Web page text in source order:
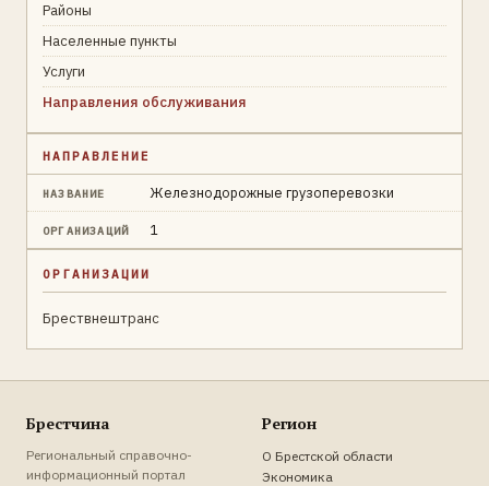
Районы
Населенные пункты
Услуги
Направления обслуживания
НАПРАВЛЕНИЕ
НАЗВАНИЕ Железнодорожные грузоперевозки
ОРГАНИЗАЦИЙ 1
ОРГАНИЗАЦИИ
Брествнештранс
Брестчина
Региональный справочно-
информационный портал
Регион
О Брестской области
Экономика